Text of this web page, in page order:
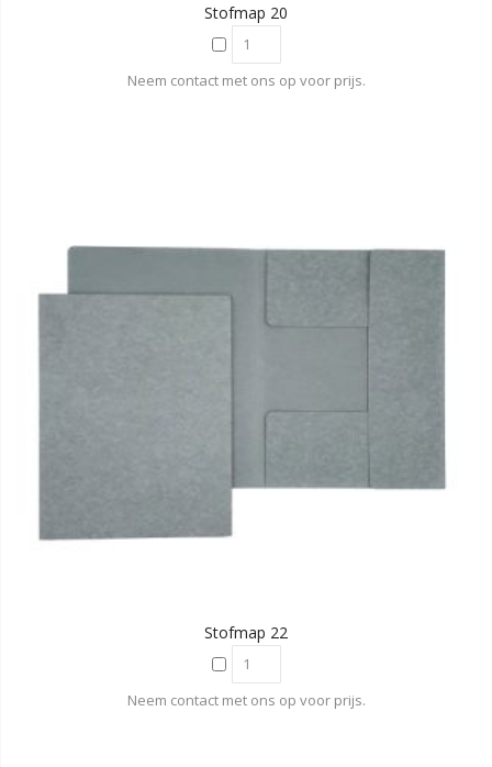
Stofmap 20
Neem contact met ons op voor prijs.
Stofmap 22
Neem contact met ons op voor prijs.